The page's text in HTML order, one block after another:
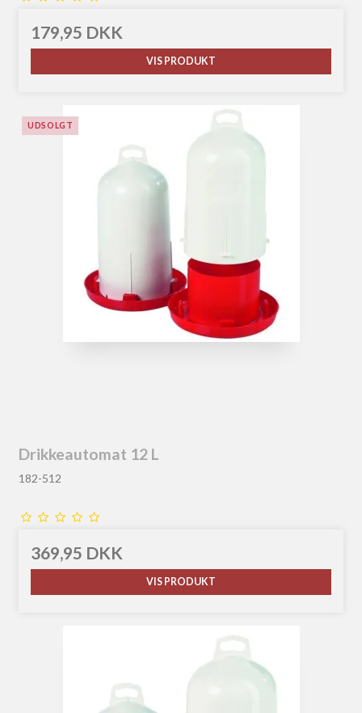
179,95 DKK
VIS PRODUKT
UDSOLGT
Drikkeautomat 12 L
182-512
369,95 DKK
VIS PRODUKT